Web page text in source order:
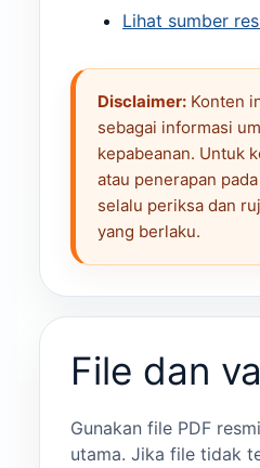
Lihat sumber
Disclaimer: Konten
sebagai informasi
kepabeanan. Untuk
atau penerapan
selalu periksa dan
yang berlaku.
File dan
Gunakan file PDF
utama. Jika file tidak